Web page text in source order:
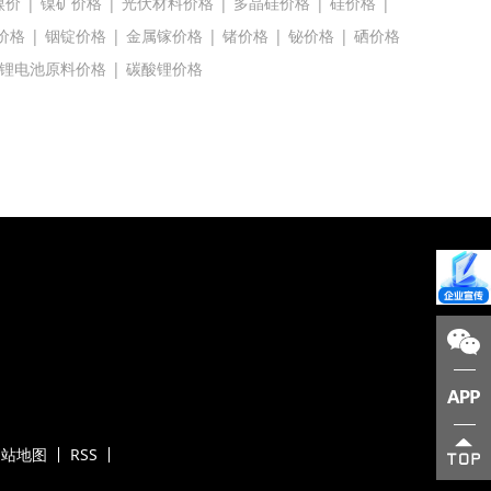
格 | 铟锭价格 | 金属镓价格 | 锗价格 | 铋价格 | 硒价格
锂电池原料价格 | 碳酸锂价格
地图 RSS